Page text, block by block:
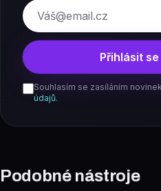
E-mail
Přihlásit
Souhlasím se zasíláním
údajů.
Podobné nástroje